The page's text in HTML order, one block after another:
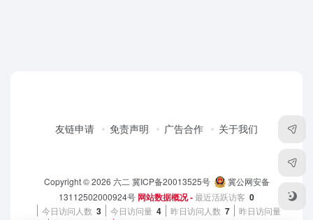
友链申请 免责声明 广告合作 关于我们
Copyright © 2026 六二 冀ICP备20013525号
冀公网安备
13112502000924号 网站数据概况 -最近活跃访客 0
今日访问人数 3 今日访问量 4 昨日访问人数 7 昨日访问量